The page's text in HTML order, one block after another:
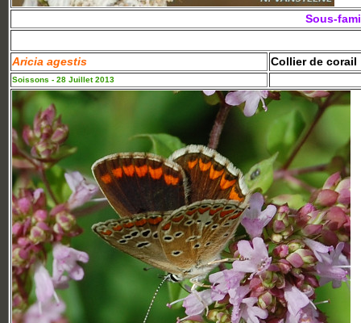
Sous-
Aricia agestis Collier de corail
Soissons - 28 Juillet 2013